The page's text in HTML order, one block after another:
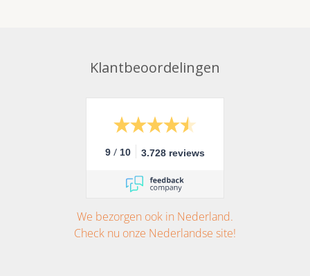
Klantbeoordelingen
9 / 10 3.728 reviews
We bezorgen ook in Nederland.
Check nu onze Nederlandse site!